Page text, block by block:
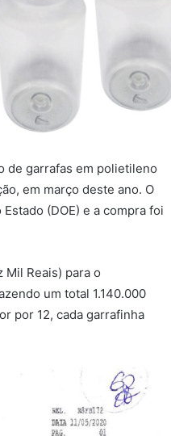
de garrafas em polietileno
em março deste ano. O
(DOE) e a compra foi
Mil Reais) para o
um total 1.140.000
por 12, cada garrafinha